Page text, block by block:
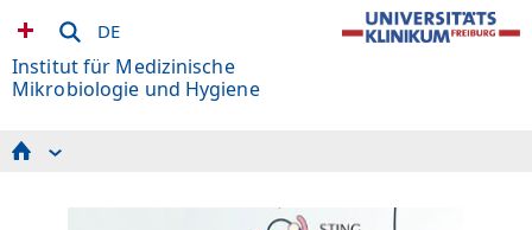
DE
Institut für Medizinische
Mikrobiologie und Hygiene
Diagnostik